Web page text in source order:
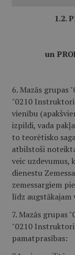
1.2.
un
6. Mazās grupas
"0210
vienību
izpildi, vada
to teorētisko
atbilstoši
veic uzdevumus,
dienestu
zemessargiem
līdz augstākajam
7. Mazās grupas
"0210
pamatprasības: